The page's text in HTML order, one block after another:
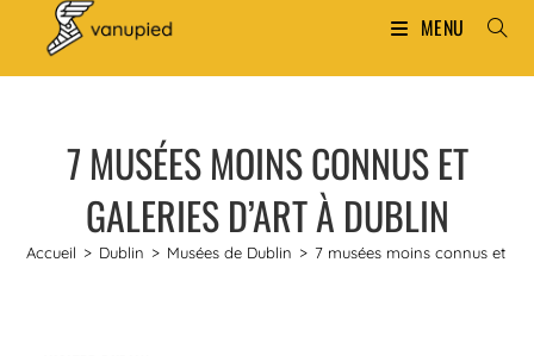
MENU
7 MUSÉES MOINS CONNUS ET
GALERIES D’ART À DUBLIN
Accueil > Dublin > Musées de Dublin > 7 musées moins connus et